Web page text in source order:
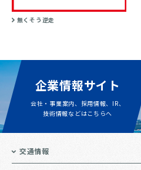
無くそう逆走
企業情報サイト
会社・事業案内、採用情報、IR、
技術情報などはこちらへ
交通情報